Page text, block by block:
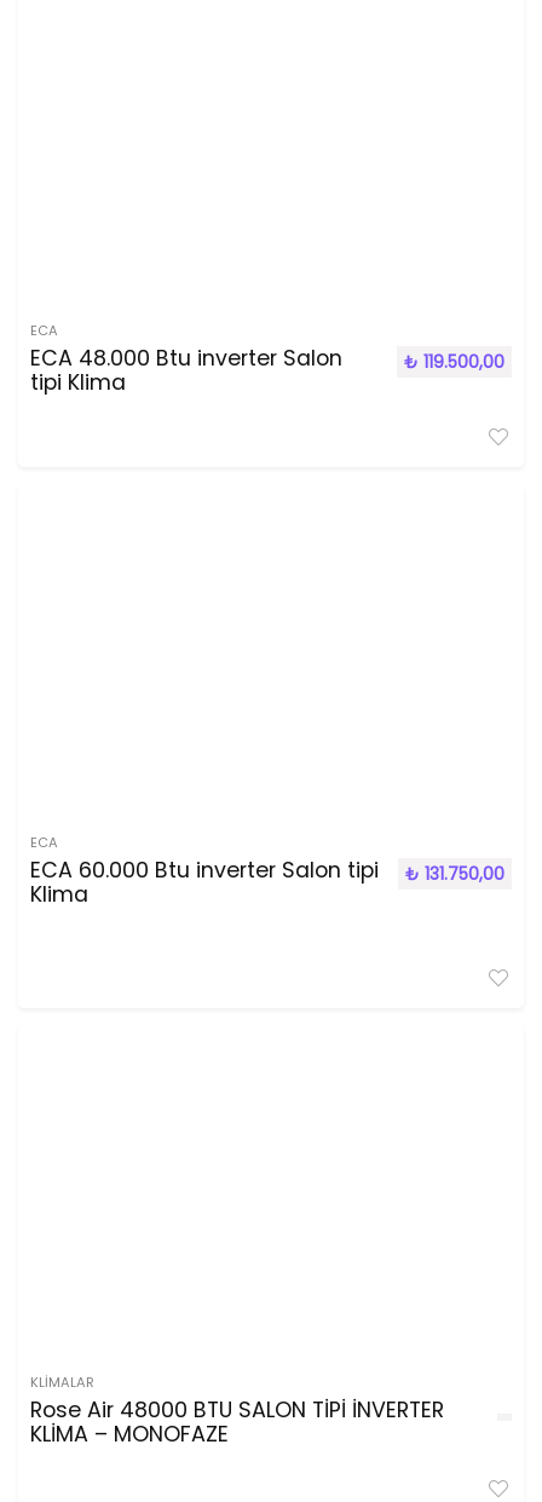
ECA
ECA 48.000 Btu inverter Salon
tipi Klima
₺ 119.500,00
ECA
ECA 60.000 Btu inverter Salon tipi
Klima
₺ 131.750,00
KLIMALAR
Rose Air 48000 BTU SALON TİPİ İNVERTER
KLİMA – MONOFAZE